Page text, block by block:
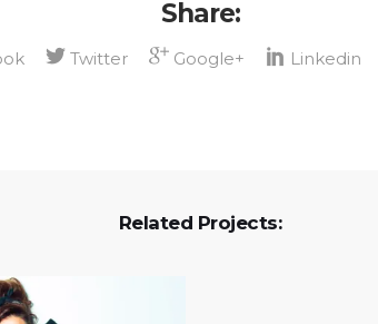
Share:
Related Projects: